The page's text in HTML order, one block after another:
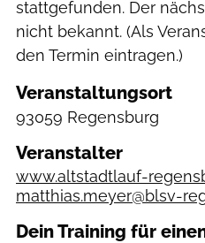
stattgefunden. Der
nicht bekannt. (Als
den Termin eintragen.)
Veranstaltungsort
93059 Regensburg
Veranstalter
www.altstadtlauf-
matthias.meyer@blsv-
Dein Training für